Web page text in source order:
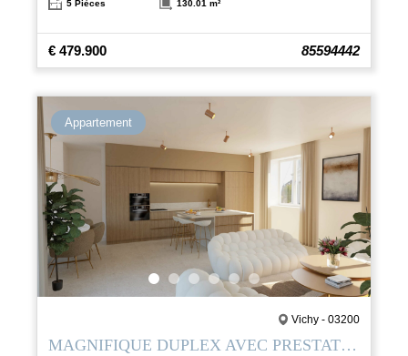
5 Pièces 130.01 m²
€ 479.900 85594442
Appartement
Vichy - 03200
MAGNIFIQUE DUPLEX AVEC PRESTATIONS HAUT DE GAMME ET TERRASSE– CŒUR DE VICHY